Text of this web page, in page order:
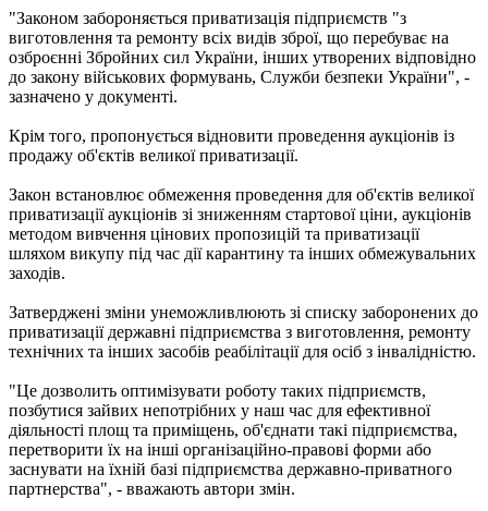
"Законом забороняється приватизація підприємств "з
виготовлення та ремонту всіх видів зброї, що перебуває на
озброєнні Збройних сил України, інших утворених відповідно
до закону військових формувань, Служби безпеки України", -
зазначено у документі.
Крім того, пропонується відновити проведення аукціонів із
продажу об'єктів великої приватизації.
Закон встановлює обмеження проведення для об'єктів великої
приватизації аукціонів зі зниженням стартової ціни, аукціонів
методом вивчення цінових пропозицій та приватизації
шляхом викупу під час дії карантину та інших обмежувальних
заходів.
Затверджені зміни унеможливлюють зі списку заборонених до
приватизації державні підприємства з виготовлення, ремонту
технічних та інших засобів реабілітації для осіб з інвалідністю.
"Це дозволить оптимізувати роботу таких підприємств,
позбутися зайвих непотрібних у наш час для ефективної
діяльності площ та приміщень, об'єднати такі підприємства,
перетворити їх на інші організаційно-правові форми або
заснувати на їхній базі підприємства державно-приватного
партнерства", - вважають автори змін.